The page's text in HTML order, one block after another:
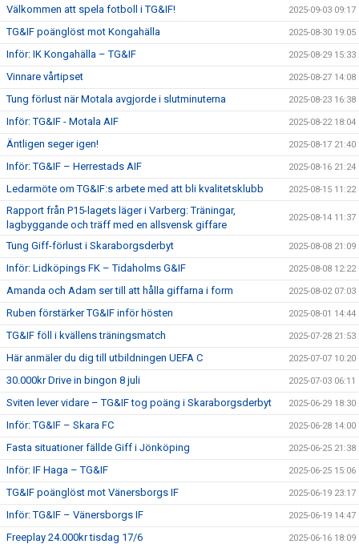
Välkommen att spela fotboll i TG&IF! 2025-09-03 09:17
TG&IF poänglöst mot Kongahälla 2025-08-30 19:05
Inför: IK Kongahälla – TG&IF 2025-08-29 15:33
Vinnare vårtipset 2025-08-27 14:08
Tung förlust när Motala avgjorde i slutminuterna 2025-08-23 16:38
Inför: TG&IF - Motala AIF 2025-08-22 18:04
Äntligen seger igen! 2025-08-17 21:40
Inför: TG&IF – Herrestads AIF 2025-08-16 21:24
Ledarmöte om TG&IF:s arbete med att bli kvalitetsklubb 2025-08-15 11:22
Rapport från P15-lagets läger i Varberg: Träningar,
lagbyggande och träff med en allsvensk giffare
2025-08-14 11:37
Tung Giff-förlust i Skaraborgsderbyt 2025-08-08 21:09
Inför: Lidköpings FK – Tidaholms G&IF 2025-08-08 12:22
Amanda och Adam ser till att hålla giffarna i form 2025-08-02 07:03
Ruben förstärker TG&IF inför hösten 2025-08-01 14:44
TG&IF föll i kvällens träningsmatch 2025-07-28 21:53
Här anmäler du dig till utbildningen UEFA C 2025-07-07 10:20
30.000kr Drive in bingon 8 juli 2025-07-03 06:11
Sviten lever vidare – TG&IF tog poäng i Skaraborgsderbyt 2025-06-29 18:30
Inför: TG&IF – Skara FC 2025-06-28 14:00
Fasta situationer fällde Giff i Jönköping 2025-06-25 21:38
Inför: IF Haga – TG&IF 2025-06-25 15:06
TG&IF poänglöst mot Vänersborgs IF 2025-06-19 23:17
Inför: TG&IF – Vänersborgs IF 2025-06-19 14:47
Freeplay 24.000kr tisdag 17/6 2025-06-16 18:09